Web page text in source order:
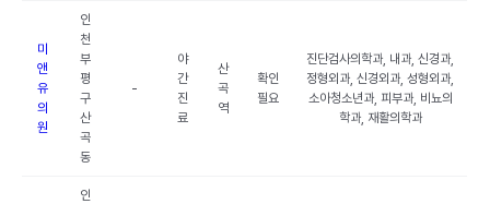
미
앤
유
의
원
인
천
부
평
구
산
곡
동
-
야
간
진
료
산
곡
역
확인
필요
진단검사의학과, 내과, 신경과,
정형외과, 신경외과, 성형외과,
소아청소년과, 피부과, 비뇨의
학과, 재활의학과
인